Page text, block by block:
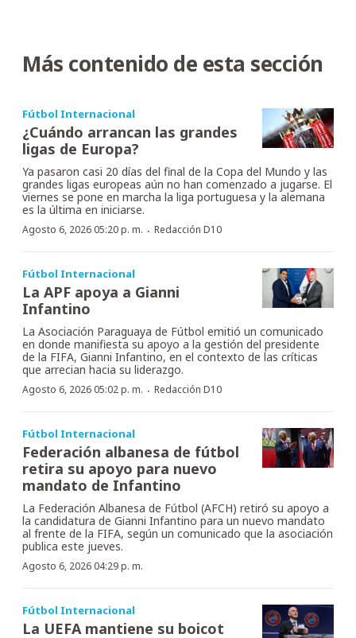
Más contenido de esta sección
Fútbol Internacional
¿Cuándo arrancan las grandes
ligas de Europa?
Ya pasaron casi 20 días del final de la Copa del Mundo y las
grandes ligas europeas aún no han comenzado a jugarse. El
viernes se pone en marcha la liga portuguesa y la alemana
es la última en iniciarse.
Agosto 6, 2026 05:20 p. m. · Redacción D10
Fútbol Internacional
La APF apoya a Gianni
Infantino
La Asociación Paraguaya de Fútbol emitió un comunicado
en donde manifiesta su apoyo a la gestión del presidente
de la FIFA, Gianni Infantino, en el contexto de las críticas
que arrecian hacia su liderazgo.
Agosto 6, 2026 05:02 p. m. · Redacción D10
Fútbol Internacional
Federación albanesa de fútbol
retira su apoyo para nuevo
mandato de Infantino
La Federación Albanesa de Fútbol (AFCH) retiró su apoyo a
la candidatura de Gianni Infantino para un nuevo mandato
al frente de la FIFA, según un comunicado que la asociación
publica este jueves.
Agosto 6, 2026 04:29 p. m.
Fútbol Internacional
La UEFA mantiene su boicot